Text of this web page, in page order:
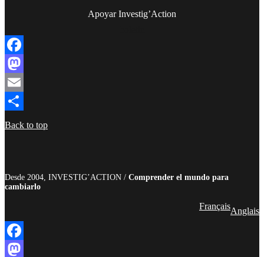
Apoyar Investig’Action
Facebook
Mastodon
Email
Compartir
Back to top
Desde 2004, INVESTIG’ACTION / Comprender el mundo para
cambiarlo
FrançaisAnglais
Facebook